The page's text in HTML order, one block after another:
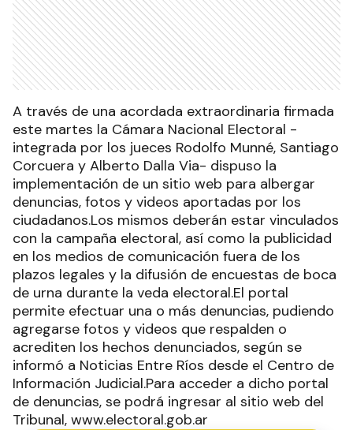
A través de una acordada extraordinaria firmada
este martes la Cámara Nacional Electoral -
integrada por los jueces Rodolfo Munné, Santiago
Corcuera y Alberto Dalla Via- dispuso la
implementación de un sitio web para albergar
denuncias, fotos y videos aportadas por los
ciudadanos.Los mismos deberán estar vinculados
con la campaña electoral, así como la publicidad
en los medios de comunicación fuera de los
plazos legales y la difusión de encuestas de boca
de urna durante la veda electoral.El portal
permite efectuar una o más denuncias, pudiendo
agregarse fotos y videos que respalden o
acrediten los hechos denunciados, según se
informó a Noticias Entre Ríos desde el Centro de
Información Judicial.Para acceder a dicho portal
de denuncias, se podrá ingresar al sitio web del
Tribunal, www.electoral.gob.ar